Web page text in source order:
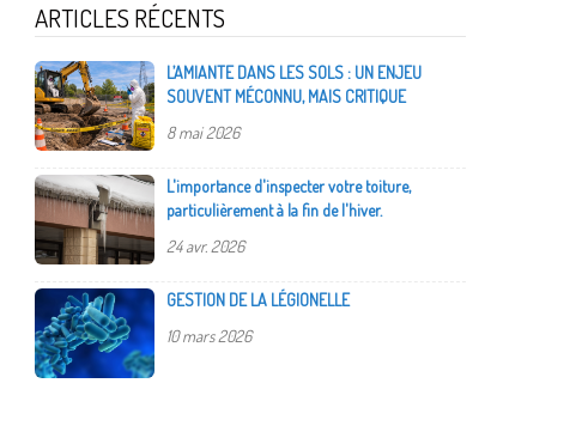
ARTICLES RÉCENTS
L’AMIANTE DANS LES SOLS : UN ENJEU
SOUVENT MÉCONNU, MAIS CRITIQUE
8 mai 2026
L'importance d'inspecter votre toiture,
particulièrement à la fin de l'hiver.
24 avr. 2026
GESTION DE LA LÉGIONELLE
10 mars 2026